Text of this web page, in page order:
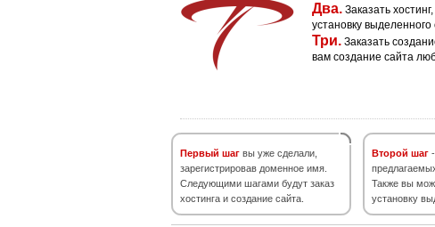
Два. Заказать
установку выделенного
Три. Заказать
вам создание сайта
Первый шаг вы уже сделали,
зарегистрировав доменное имя.
Следующими шагами будут заказ
хостинга и создание сайта.
Второй шаг
Также вы
установку